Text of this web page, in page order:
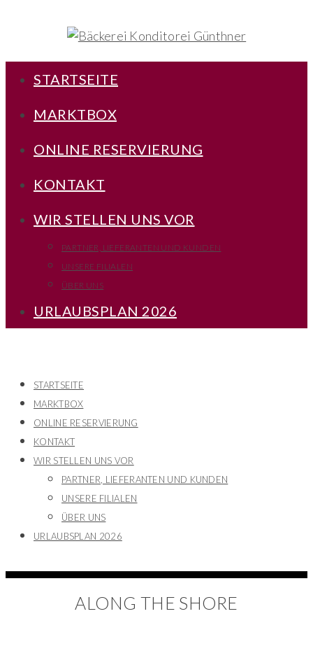
STARTSEITE
MARKTBOX
ONLINE RESERVIERUNG
KONTAKT
WIR STELLEN UNS VOR
PARTNER, LIEFERANTEN UND KUNDEN
UNSERE FILIALEN
ÜBER UNS
URLAUBSPLAN 2026
STARTSEITE
MARKTBOX
ONLINE RESERVIERUNG
KONTAKT
WIR STELLEN UNS VOR
PARTNER, LIEFERANTEN UND KUNDEN
UNSERE FILIALEN
ÜBER UNS
URLAUBSPLAN 2026
ALONG THE SHORE